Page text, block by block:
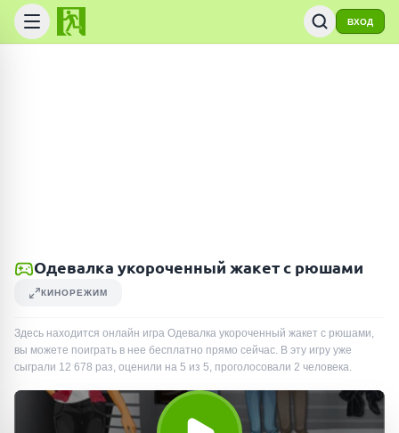
ВХОД
Одевалка укороченный жакет с рюшами
КИНОРЕЖИМ
Здесь находится онлайн игра Одевалка укороченный жакет с рюшами,
вы можете поиграть в нее бесплатно прямо сейчас. В эту игру уже
сыграли 12 678 раз, оценили на 5 из 5, проголосовали 2 человека.